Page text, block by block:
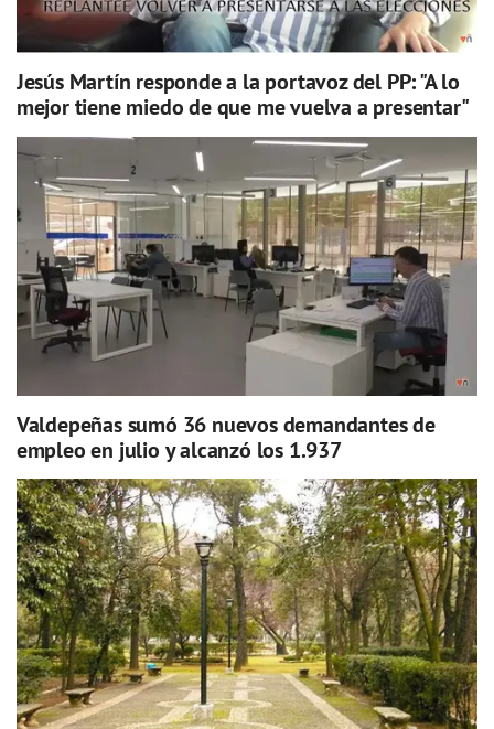
Jesús Martín responde a la portavoz del PP: "A lo
mejor tiene miedo de que me vuelva a presentar"
Valdepeñas sumó 36 nuevos demandantes de
empleo en julio y alcanzó los 1.937